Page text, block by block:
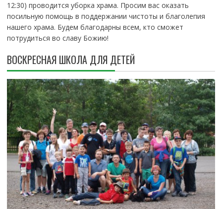
12:30) проводится уборка храма. Просим вас оказать
посильную помощь в поддержании чистоты и благолепия
нашего храма. Будем благодарны всем, кто сможет
потрудиться во славу Божию!
ВОСКРЕСНАЯ ШКОЛА ДЛЯ ДЕТЕЙ